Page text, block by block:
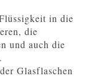
in die
die
und auch die
Glasflaschen